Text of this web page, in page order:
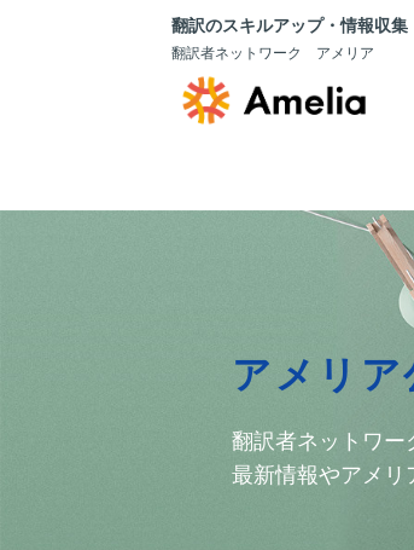
翻訳のスキルアップ・情報収集
翻訳者ネットワーク アメリア
アメリ
翻訳者ネットワー
最新情報やアメリ